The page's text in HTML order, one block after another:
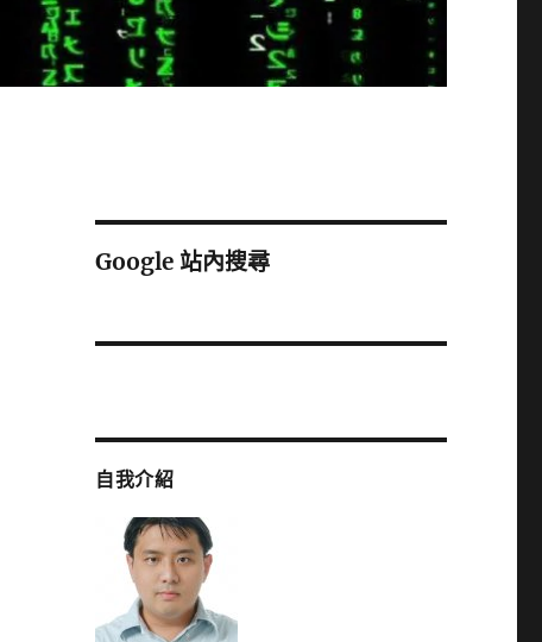
Google 站內搜尋
自我介紹